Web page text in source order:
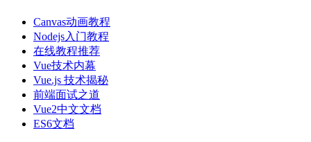
Canvas动画教程
Nodejs入门教程
在线教程推荐
Vue技术内幕
Vue.js 技术揭秘
前端面试之道
Vue2中文文档
ES6文档